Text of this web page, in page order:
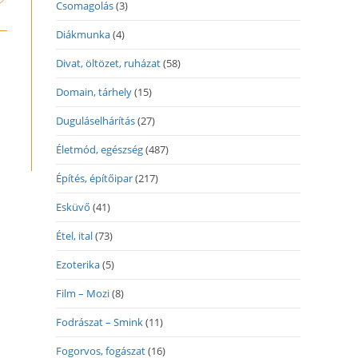
Csomagolás(3)
Diákmunka(4)
Divat, öltözet, ruházat(58)
Domain, tárhely(15)
Duguláselhárítás(27)
Életmód, egészség(487)
Építés, építőipar(217)
Esküvő (41)
Étel, ital(73)
Ezoterika(5)
Film – Mozi(8)
Fodrászat – Smink(11)
Fogorvos, fogászat(16)